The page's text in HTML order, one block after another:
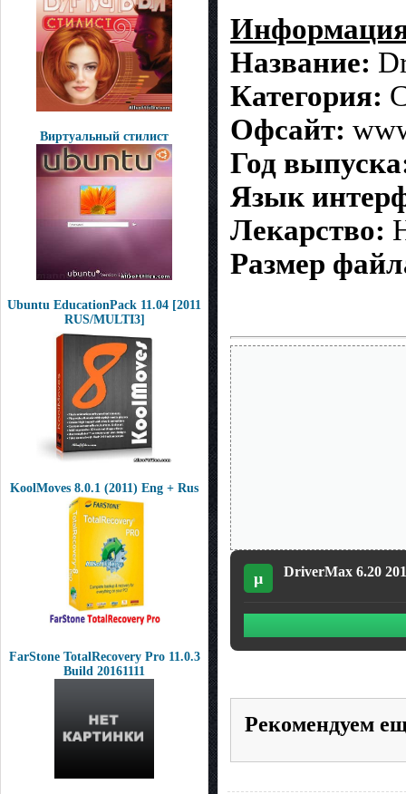
Виртуальный стилист
Ubuntu EducationPack 11.04 [2011
RUS/MULTI3]
KoolMoves 8.0.1 (2011) Eng + Rus
FarStone TotalRecovery Pro 11.0.3
Build 20161111
Название:
Категория:
Офсайт:
Год
Язык
Лекарство:
Размер
µ DriverMax 6.20
Рекомендуем